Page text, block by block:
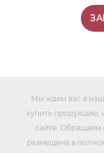
Мы ждем вас в
купить продукцию,
сайте. Обращаем
размещена в